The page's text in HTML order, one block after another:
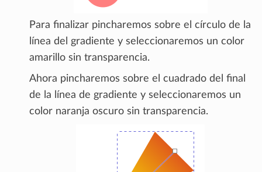
Para finalizar pincharemos sobre el círculo de la
línea del gradiente y seleccionaremos un color
amarillo sin transparencia.
Ahora pincharemos sobre el cuadrado del final
de la línea de gradiente y seleccionaremos un
color naranja oscuro sin transparencia.